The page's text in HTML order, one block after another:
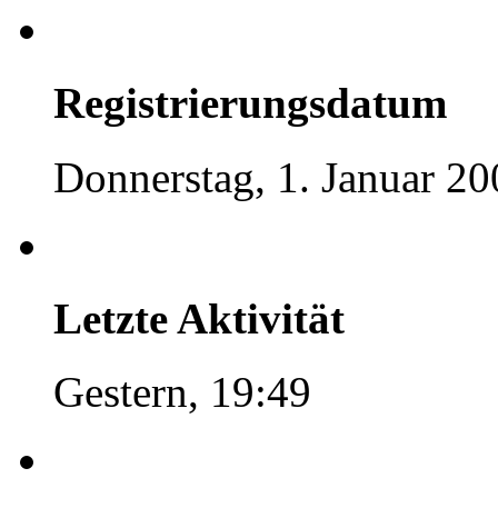
Registrierungsdatum
Donnerstag, 1. Januar
Letzte Aktivität
Gestern, 19:49